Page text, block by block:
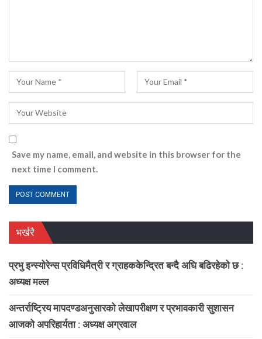
Save my name, email, and website in this browser for the
next time I comment.
भर्खरै
प्रभु इन्स्योरेन्स प्रविधिमैत्री र ग्राहककेन्द्रित बन्दै अघि बढिरहेको छ :
अध्यक्ष मल्ल
अन्तर्राष्ट्रिय मापदण्डअनुसारको लेखापरीक्षण र प्रभावकारी सुशासन
आजको अपरिहार्यता : अध्यक्ष अग्रवाल